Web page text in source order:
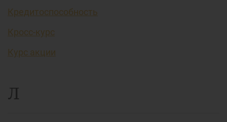
Кредитоспособность
Кросс-курс
Курс акции
Л